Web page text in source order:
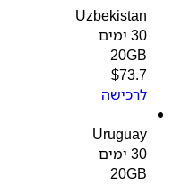
Uzbekistan
20GB
$73.7
לרכישה
Uruguay
20GB